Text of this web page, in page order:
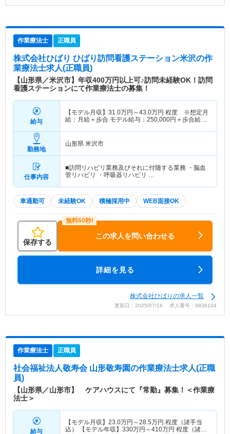
作業療法士 正職員
株式会社ひばり ひばり訪問看護ステーション米沢の作
業療法士求人(正職員)
【山形県／米沢市】年収400万円以上可♪訪問未経験OK！訪問
看護ステーションにて作業療法士の募集！
給与
【モデル月収】 31.0万円～43.0万円 程度 ※想定月
給：月給＋歩合 モデル給与：250,000円＋歩合給
516万円想定月給×12ヶ月
勤務地
山形県 米沢市
仕事内容
■訪問リハビリ業務及びそれに付随する業務 ・脳血
管リハビリ ・呼吸器リハビリ …
車通勤可 未経験OK 積極採用中 WEB面接OK
保存する
この求人を問い合わせる
詳細を見る
株式会社ひばりの求人一覧
更新日：2025/07/16 求人番号：9838104
作業療法士 正職員
社会福祉法人敬寿会 山形敬寿園の作業療法士求人(正職
員)
【山形県／山形市】 ケアハウスにて『常勤』募集！＜作業療
法士＞
給与
【モデル月収】 23.0万円～28.5万円 程度（諸手当
込） 【モデル年収】 330万円～410万円 程度（諸手